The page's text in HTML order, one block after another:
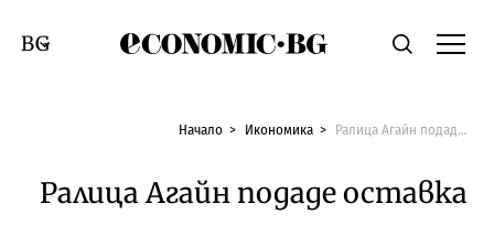
Economic.bgТърсене
Смяна на език
Начало Икономика Ралица Агайн подаде оставка
Ралица Агайн подаде оставка